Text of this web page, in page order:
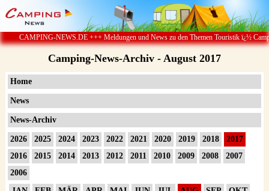
+++ Meldungen und News zu den Themen Touristik ï¿½ Camping & Caravan ï¿½
Camping-News-Archiv - August 2017
Home
News
News-Archiv
2026 2025 2024 2023 2022 2021 2020 2019 2018
2017
2016
2015 2014 2013 2012 2011 2010 2009 2008
2007
2006